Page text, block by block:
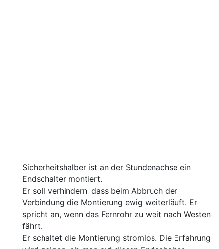
Sicherheitshalber ist an der Stundenachse ein
Endschalter montiert.
Er soll verhindern, dass beim Abbruch der
Verbindung die Montierung ewig weiterläuft. Er
spricht an, wenn das Fernrohr zu weit nach Westen
fährt.
Er schaltet die Montierung stromlos. Die Erfahrung